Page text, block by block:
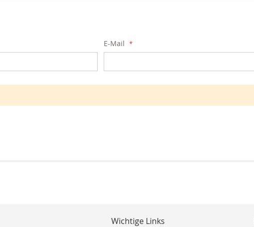
E-Mail
Wichtige Links